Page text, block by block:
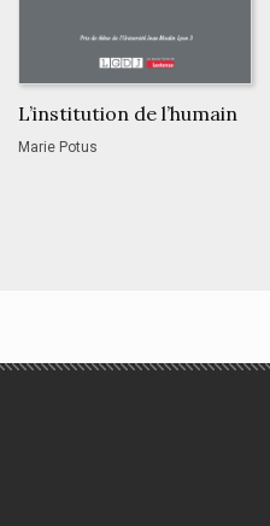
L’institution de l’humain
Marie Potus